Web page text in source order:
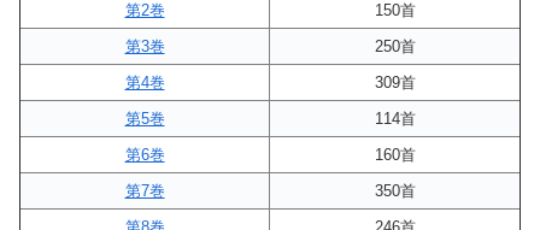
第2巻
150首
第3巻
250首
第4巻
309首
第5巻
114首
第6巻
160首
第7巻
350首